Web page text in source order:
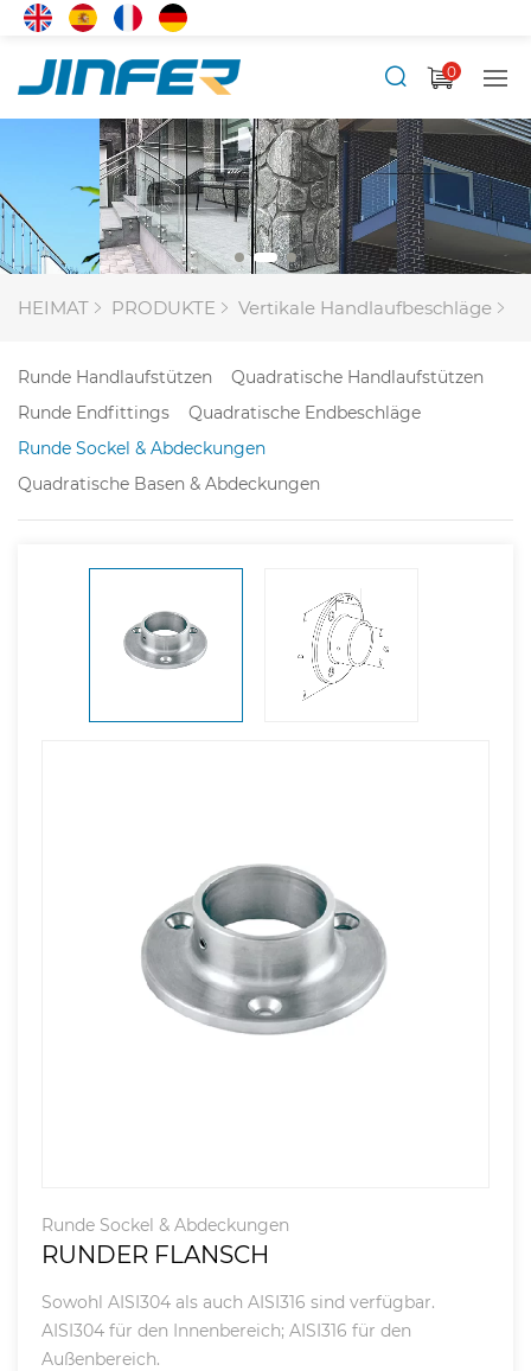
0
HEIMAT PRODUKTE Vertikale Handlaufbeschläge
Runde Handlaufstützen
Quadratische Handlaufstützen
Runde Endfittings
Quadratische Endbeschläge
Runde Sockel & Abdeckungen
Quadratische Basen & Abdeckungen
Runde Sockel & Abdeckungen
RUNDER FLANSCH
Sowohl AISI304 als auch AISI316 sind verfügbar.
AISI304 für den Innenbereich; AISI316 für den
Außenbereich.